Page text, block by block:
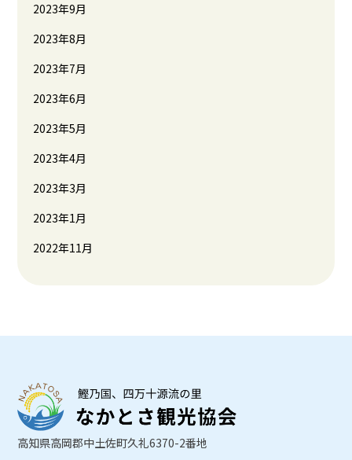
2023年9月
2023年8月
2023年7月
2023年6月
2023年5月
2023年4月
2023年3月
2023年1月
2022年11月
高知県高岡郡中土佐町久礼6370-2番地